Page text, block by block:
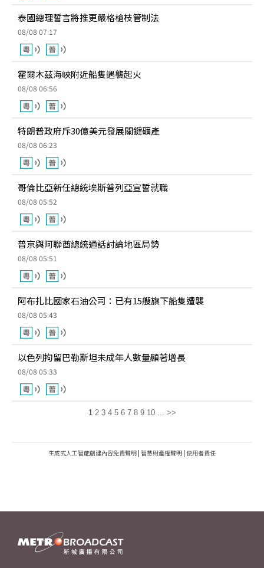
泰國總理誓言將推更嚴格槍枝管制法
08/08 07:17
霍爾木茲海峽附近船隻遇襲起火
08/08 06:56
特朗普政府斥30億美元發展關鍵礦產
08/08 06:23
哥倫比亞新任總統埃斯普列亞宣誓就職
08/08 05:52
普京與阿聯酋總統通話討論地區局勢
08/08 05:51
阿布扎比國家石油公司：已有15艘旗下船隻遭襲
08/08 05:43
以色列拘留巴勒斯坦未成年人數量顯著增長
08/08 05:33
1 2 3 4 5 6 7 8 9 10 ... >>
生成式人工智能創建內容免責聲明 | 智慧財產權聲明 | 使用者責任